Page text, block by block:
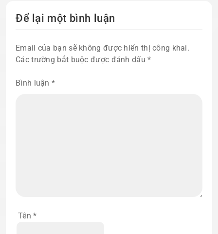
Để lại một bình luận
Email của bạn sẽ không được hiển thị công khai.
Các trường bắt buộc được đánh dấu*
Bình luận *
Tên*